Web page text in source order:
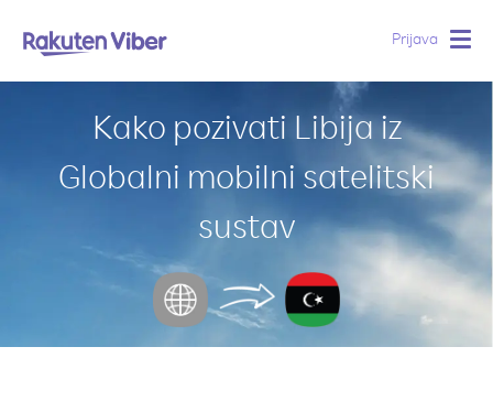
Prijava
Kako pozivati Libija iz
Globalni mobilni satelitski
sustav